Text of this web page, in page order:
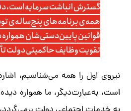
گسترش انباشت سرمایه است،
همه‌ی برنامه‌های پنج‌ساله‌ی
قوانین پایین‌دستی‌شان همواره
تقویت وظایف حاکمیتی دولت
نیروی اول را همه می‌شناسیم،
است، به‌عبارت‌دیگر، ما همواره